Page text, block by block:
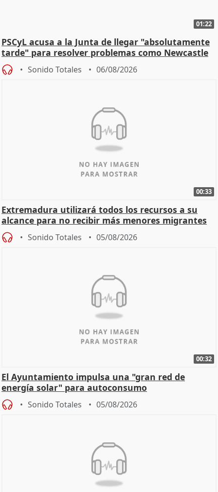
01:22
PSCyL acusa a la Junta de llegar "absolutamente
tarde" para resolver problemas como Newcastle
Sonido Totales 06/08/2026
00:33
Extremadura utilizará todos los recursos a su
alcance para no recibir más menores migrantes
Sonido Totales 05/08/2026
00:32
El Ayuntamiento impulsa una "gran red de
energía solar" para autoconsumo
Sonido Totales 05/08/2026